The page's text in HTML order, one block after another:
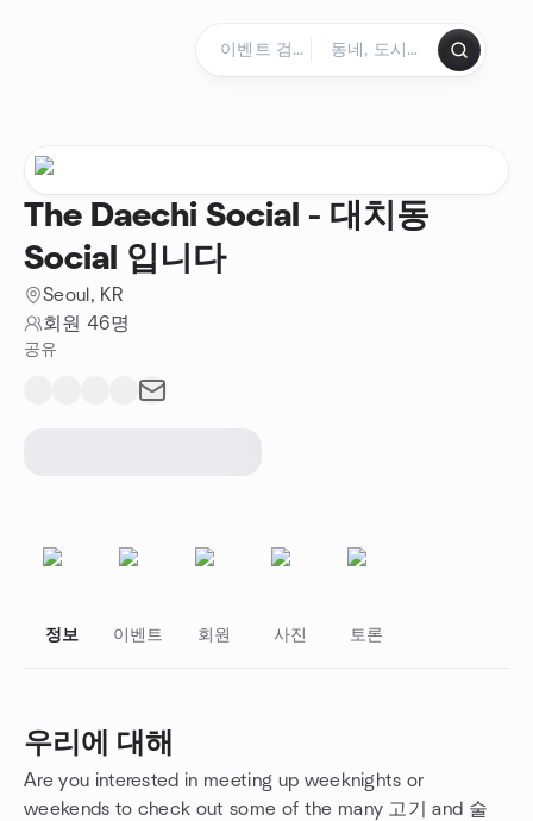
The Daechi Social - 대치동
Social 입니다
Seoul, KR
회원 46명
공유
정보 이벤트 회원 사진 토론
우리에 대해
Are you interested in meeting up weeknights or
weekends to check out some of the many 고기 and 술
그룹 링크